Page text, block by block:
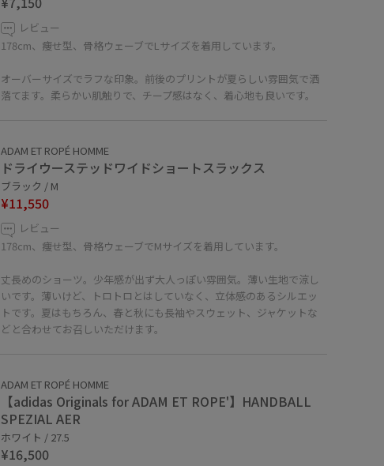
レビュー
178cm、痩せ型、骨格ウェーブでLサイズを着用しています。
オーバーサイズでラフな印象。前後のプリントが夏らしい雰囲気で洒
落てます。柔らかい肌触りで、チープ感はなく、着心地も良いです。
ADAM ET ROPÉ HOMME
ドライウーステッドワイドショートスラックス
ブラック / M
¥11,550
レビュー
178cm、痩せ型、骨格ウェーブでMサイズを着用しています。
丈長めのショーツ。少年感が出ず大人っぽい雰囲気。薄い生地で涼し
いです。薄いけど、トロトロとはしていなく、立体感のあるシルエッ
トです。夏はもちろん、春と秋にも長袖やスウェット、ジャケットな
どと合わせてお召しいただけます。
ADAM ET ROPÉ HOMME
【adidas Originals for ADAM ET ROPE'】HANDBALL
SPEZIAL AER
ホワイト / 27.5
¥16,500